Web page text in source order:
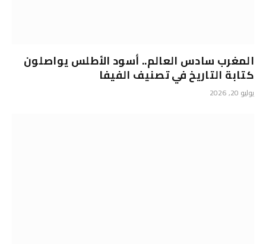
المغرب سادس العالم.. أسود الأطلس يواصلون
كتابة التاريخ في تصنيف الفيفا
يوليو 20, 2026